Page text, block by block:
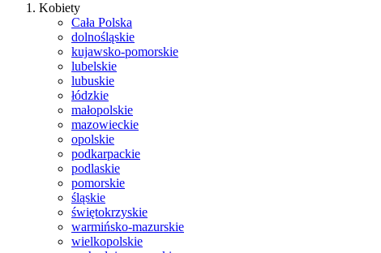
Kobiety
Cała Polska
dolnośląskie
kujawsko-pomorskie
lubelskie
lubuskie
łódzkie
małopolskie
mazowieckie
opolskie
podkarpackie
podlaskie
pomorskie
śląskie
świętokrzyskie
warmińsko-mazurskie
wielkopolskie